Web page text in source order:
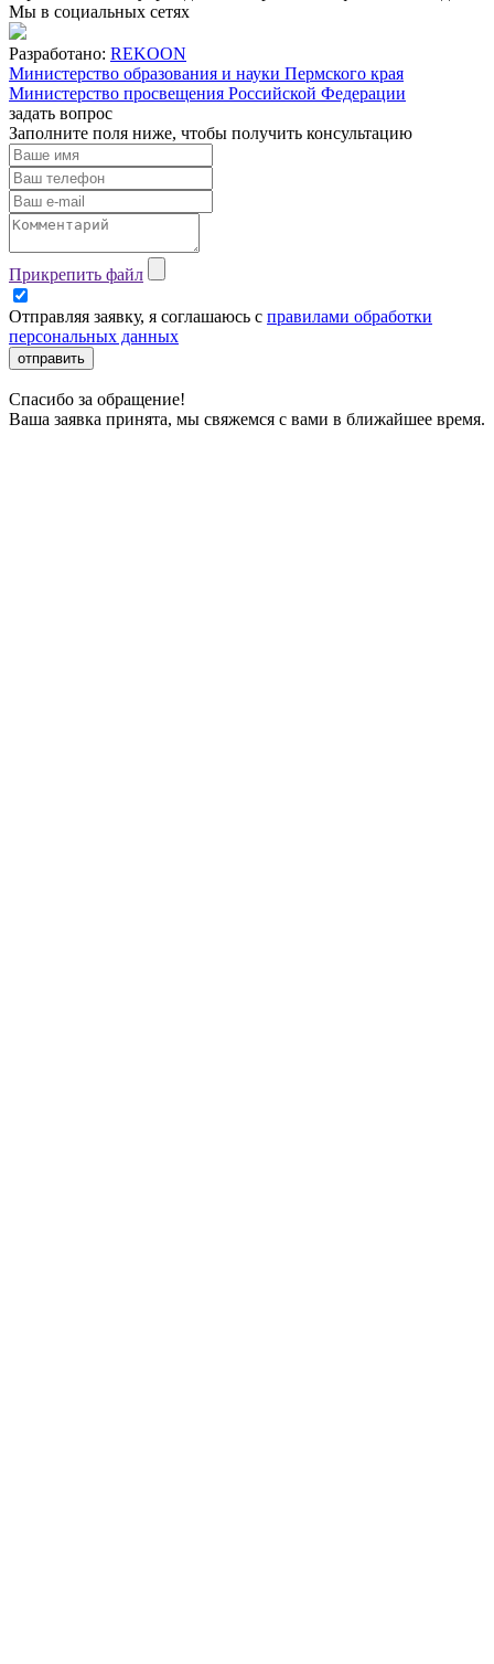
Мы в социальных сетях
Разработано: REKOON
Министерство образования и науки Пермского края
Министерство просвещения Российской Федерации
задать вопрос
Заполните поля ниже, чтобы получить консультацию
Прикрепить файл
Отправляя заявку, я соглашаюсь с правилами обработки
персональных данных
отправить
Спасибо за обращение!
Ваша заявка принята, мы свяжемся с вами в ближайшее время.